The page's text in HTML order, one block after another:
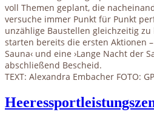
voll Themen geplant, die
versuche immer Punkt für Punkt
unzählige Baustellen gleichzeitig
starten bereits die ersten Aktionen
Sauna‹ und eine ›Lange Nacht der
abschließend Bescheid.
TEXT: Alexandra Embacher FOTO: